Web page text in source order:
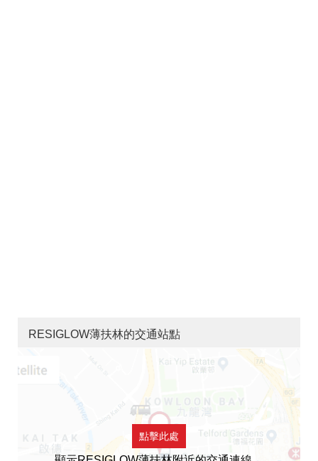
RESIGLOW薄扶林的交通站點
點擊此處